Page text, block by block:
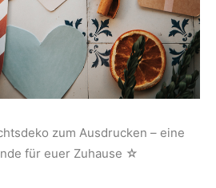
zum Ausdrucken – eine
für euer Zuhause ☆